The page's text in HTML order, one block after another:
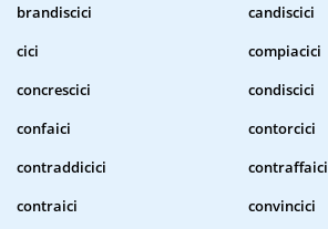
brandiscici
candiscici
cici
compiacici
concrescici
condiscici
confaici
contorcici
contraddicici
contraffaici
contraici
convincici